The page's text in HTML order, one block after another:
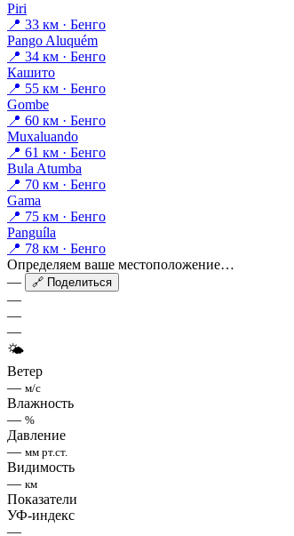
Piri
📍 33 км · Бенго
Pango Aluquém
📍 34 км · Бенго
Кашито
📍 55 км · Бенго
Gombe
📍 60 км · Бенго
Muxaluando
📍 61 км · Бенго
Bula Atumba
📍 70 км · Бенго
Gama
📍 75 км · Бенго
Panguíla
📍 78 км · Бенго
Определяем ваше местоположение…
—
🔗 Поделиться
—
—
—
🌤
Ветер
— м/с
Влажность
— %
Давление
— мм рт.ст.
Видимость
— км
Показатели
УФ-индекс
—